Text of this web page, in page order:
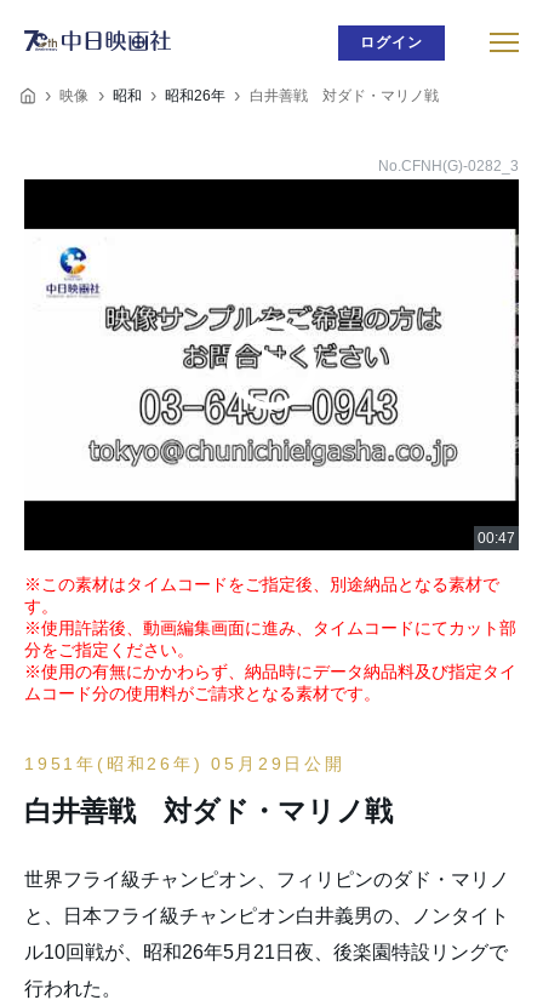
ログイン
映像 昭和 昭和26年 白井善戦 対ダド・マリノ戦
No.CFNH(G)-0282_3
※この素材はタイムコードをご指定後、別途納品となる素材で
す。
※使用許諾後、動画編集画面に進み、タイムコードにてカット部
分をご指定ください。
※使用の有無にかかわらず、納品時にデータ納品料及び指定タイ
ムコード分の使用料がご請求となる素材です。
1951年(昭和26年) 05月29日公開
白井善戦 対ダド・マリノ戦
世界フライ級チャンピオン、フィリピンのダド・マリノ
と、日本フライ級チャンピオン白井義男の、ノンタイト
ル10回戦が、昭和26年5月21日夜、後楽園特設リングで
行われた。